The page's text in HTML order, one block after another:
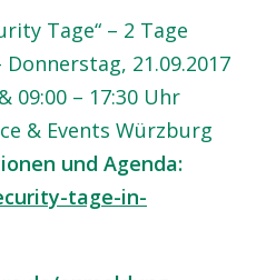
Tage“ – 2 Tage
21.09.2017
09:00 – 17:30 Uhr
& Events Würzburg
und Agenda:
tage-in-